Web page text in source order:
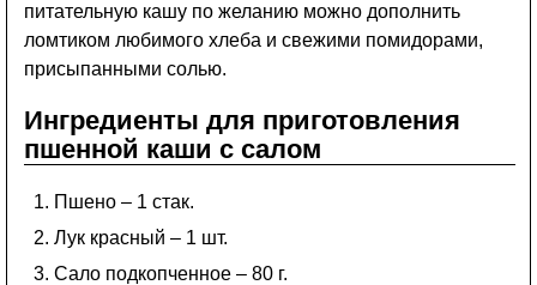
питательную кашу по желанию можно дополнить
ломтиком любимого хлеба и свежими помидорами,
присыпанными солью.
Ингредиенты для приготовления
пшенной каши с салом
Пшено – 1 стак.
Лук красный – 1 шт.
Сало подкопченное – 80 г.